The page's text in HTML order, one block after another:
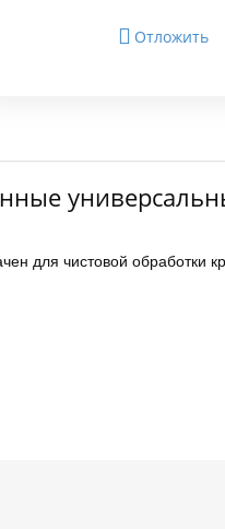
Отложить
чистовой обработки